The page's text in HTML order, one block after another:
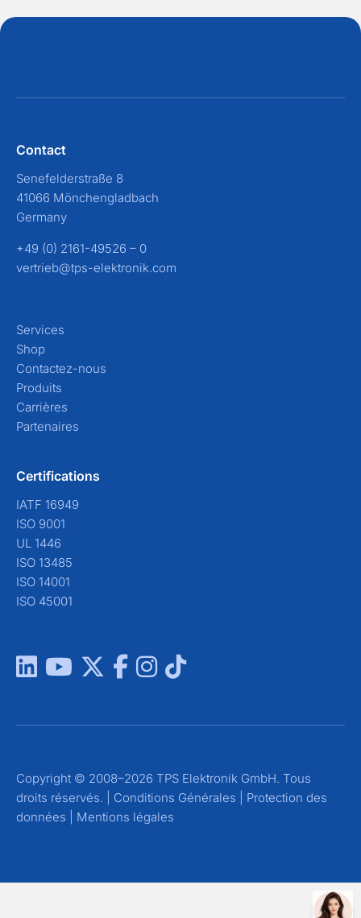
Contact
Senefelderstraße 8
41066 Mönchengladbach
Germany
+49 (0) 2161-49526 – 0
vertrieb@tps-elektronik.com
Services
Shop
Contactez-nous
Produits
Carrières
Partenaires
Certifications
IATF 16949
ISO 9001
UL 1446
ISO 13485
ISO 14001
ISO 45001
Copyright © 2008–2026 TPS Elektronik GmbH. Tous
droits réservés. | Conditions Générales
Protection des
données
Mentions légales